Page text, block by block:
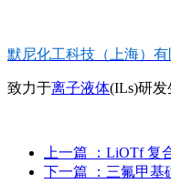
默尼化工科技（上海）有
致力于离子液体(ILs)研发
上一篇
：LiOTf 复
下一篇
：三氟甲